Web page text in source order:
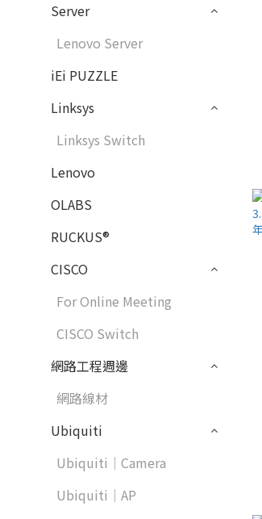
Server
Lenovo Server
iEi PUZZLE
Linksys
Linksys Switch
Lenovo
OLABS
RUCKUS®
CISCO
For Online Meeting
CISCO Switch
網路工程週邊
網路線材
Ubiquiti
Ubiquiti｜Camera
Ubiquiti｜AP